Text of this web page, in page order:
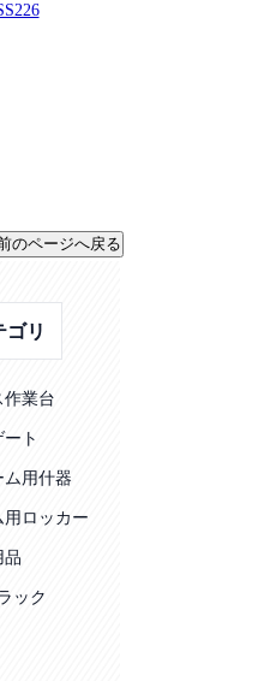
ゴリ
作業台
ト
ム用什器
ロッカー
品
ック